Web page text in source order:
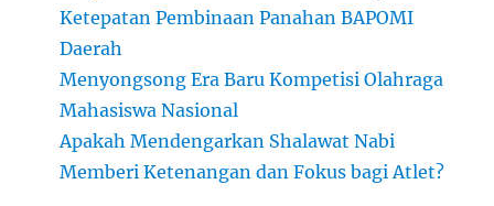
Ketepatan Pembinaan Panahan BAPOMI
Daerah
Menyongsong Era Baru Kompetisi Olahraga
Mahasiswa Nasional
Apakah Mendengarkan Shalawat Nabi
Memberi Ketenangan dan Fokus bagi Atlet?